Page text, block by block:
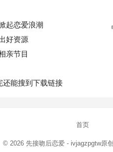
起恋爱浪潮
好资源
亲节目
还能搜到下载链接
首页
© 2026 先接吻后恋爱- ivjagzpgtw原创